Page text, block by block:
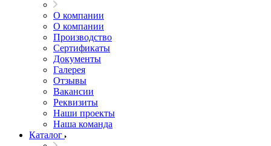
О компании
О компании
Производство
Сертификаты
Документы
Галерея
Отзывы
Вакансии
Реквизиты
Наши проекты
Наша команда
Каталог